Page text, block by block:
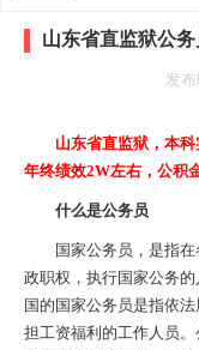
山东省直监狱公
发
山东省直监狱，本
年终绩效2W左右，公积
什么是公务员
国家公务员，是指在
政职权，执行国家公务
国的国家公务员是指依
担工资福利的工作人员